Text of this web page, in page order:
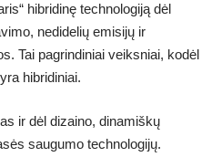
hibridinę technologiją dėl
nedidelių emisijų ir
Tai pagrindiniai veiksniai, kodėl
hibridiniai.
ir dėl dizaino, dinamiškų
saugumo technologijų.